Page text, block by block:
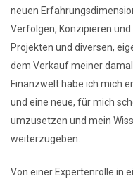
neuen
Verfolgen, Konzipieren
Projekten und diversen,
dem Verkauf meiner
Finanzwelt habe ich mich
und eine neue, für mich
umzusetzen und mein
weiterzugeben.
Von einer Expertenrolle in